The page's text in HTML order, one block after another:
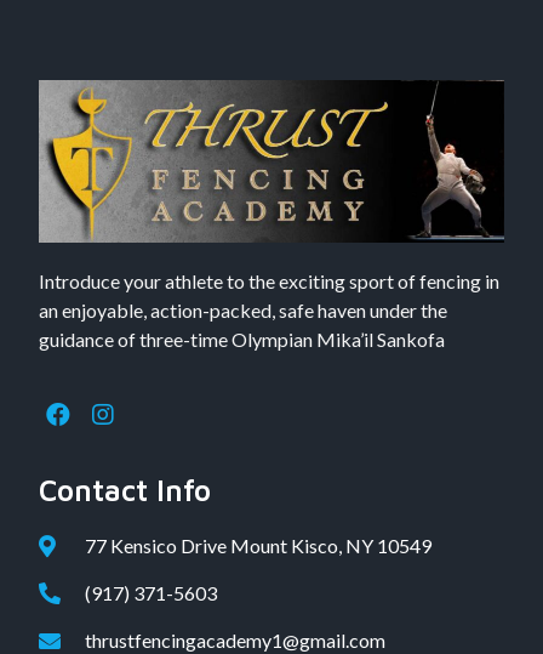
Introduce your athlete to the exciting sport of fencing in
an enjoyable, action-packed, safe haven under the
guidance of three-time Olympian Mika’il Sankofa
Contact Info
77 Kensico Drive Mount Kisco, NY 10549
(917) 371-5603
thrustfencingacademy1@gmail.com